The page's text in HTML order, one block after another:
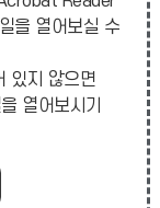
을 열어보실 수
있지 않으면
열어보시기